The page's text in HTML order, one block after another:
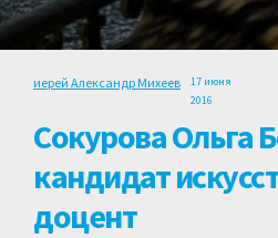
иерей Александр Михеев
17 июня
2016
Сокурова Ольга
кандидат
доцент